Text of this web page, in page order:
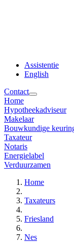
Assistentie
English
Contact
Home
Hypotheekadviseur
Makelaar
Bouwkundige
Taxateur
Notaris
Energielabel
Verduurzamen
Home
Taxateurs
Friesland
Nes